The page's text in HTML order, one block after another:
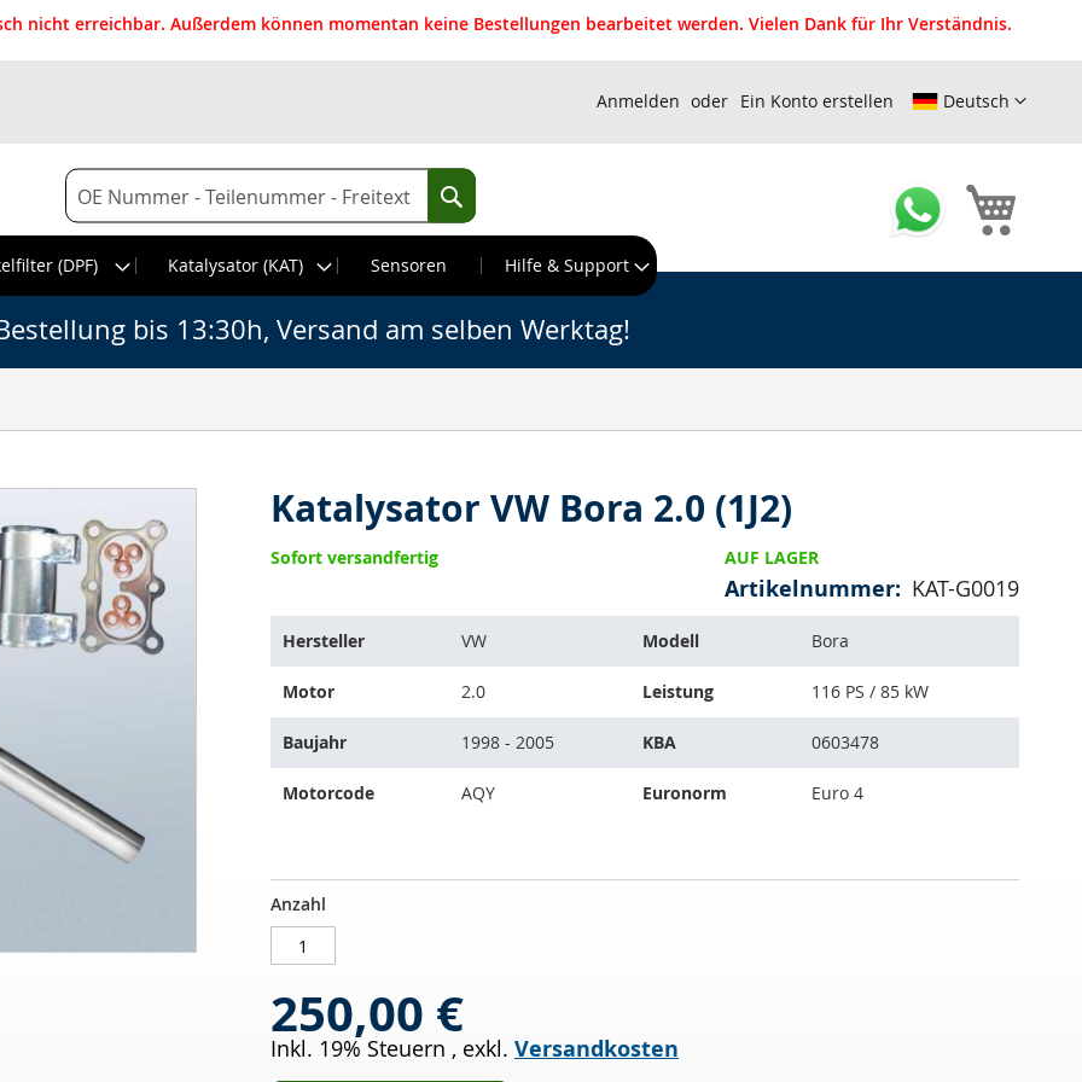
nicht erreichbar. Außerdem können momentan keine Bestellungen bearbeitet werden. Vielen Dank für Ihr Verständnis.
Deutsch
Anmelden Ein Konto erstellen
Suche
Suche
(DPF)
Katalysator (KAT) Sensoren Hilfe & Support
bis 13:30h, Versand am selben Werktag!
Katalysator VW Bora 2.0 (1J2)
AUF LAGER
Artikelnummer KAT-G0019
Sofort versandfertig
Artikel
auf
folgende
Fahrzeuge:
Hersteller VW Modell Bora
Motor 2.0 Leistung 116 PS / 85 kW
Baujahr 1998 - 2005 KBA 0603478
Motorcode AQY Euronorm Euro 4
Katalysator
VW
Bora
(1J2)
AUF
LAGER
Anzahl
250,00 €
Inkl. 19% Steuern , exkl. Versandkosten